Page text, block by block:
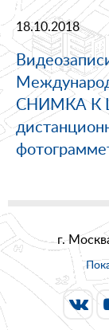
18.10.2018
СНИМКА К
г.